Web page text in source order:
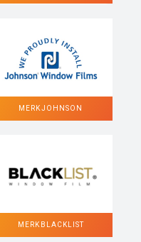
MERK JOHNSON
MERK BLACKLIST